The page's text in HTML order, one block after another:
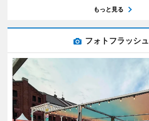
もっと見る
フォトフラッシュ